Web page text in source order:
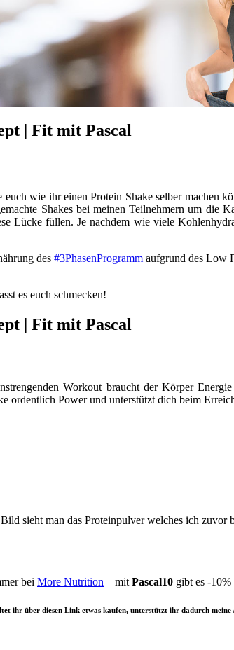
| Fit mit Pascal
wie ihr einen Protein Shake selber machen
Shakes bei meinen Teilnehmern um die
Lücke füllen. Je nachdem wie viele
des #3PhasenProgrammaufgrund des Low
es euch schmecken!
| Fit mit Pascal
Workout braucht der Körper
ordentlich Power und unterstützt dich beim
sieht man das Proteinpulver welches ich zuvor
bei More Nutrition – mitPascal10 gibt es -
ihr über diesen Link etwas kaufen, unterstützt ihr dadurch meine